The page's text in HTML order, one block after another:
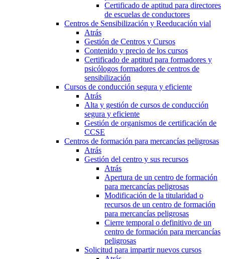
Certificado de aptitud para directores
de escuelas de conductores
Centros de Sensibilización y Reeducación vial
Atrás
Gestión de Centros y Cursos
Contenido y precio de los cursos
Certificado de aptitud para formadores y
psicólogos formadores de centros de
sensibilización
Cursos de conducción segura y eficiente
Atrás
Alta y gestión de cursos de conducción
segura y eficiente
Gestión de organismos de certificación de
CCSE
Centros de formación para mercancías peligrosas
Atrás
Gestión del centro y sus recursos
Atrás
Apertura de un centro de formación
para mercancías peligrosas
Modificación de la titularidad o
recursos de un centro de formación
para mercancías peligrosas
Cierre temporal o definitivo de un
centro de formación para mercancías
peligrosas
Solicitud para impartir nuevos cursos